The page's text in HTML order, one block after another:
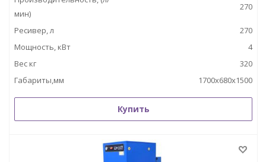
мин)
270
Ресивер, л
270
Мощность, кВт
4
Вес кг
320
Габариты,мм
1700х680х1500
Купить